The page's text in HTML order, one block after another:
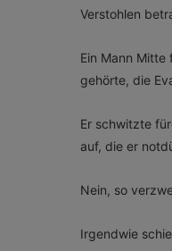
Verstohlen
Ein Mann
gehörte, die
Er schwitzte
auf, die er
Nein, so
Irgendwie